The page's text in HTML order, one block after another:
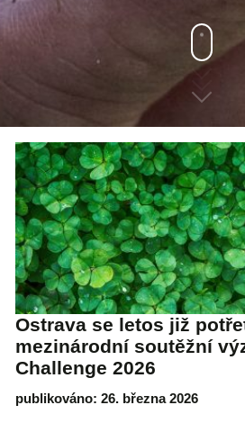
Ostrava se letos již
mezinárodní soutěžní
Challenge 2026
publikováno: 26. března 2026